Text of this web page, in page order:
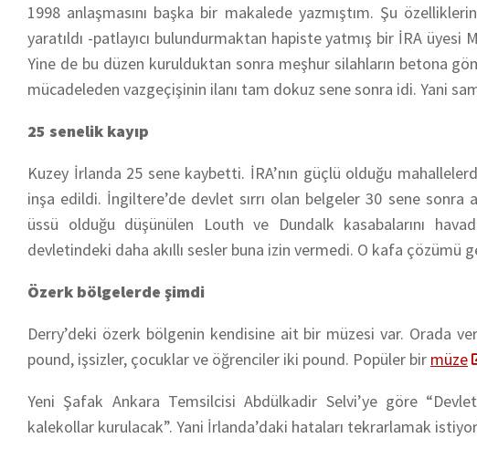
1998 anlaşmasını başka bir makalede yazmıştım. Şu
yaratıldı -patlayıcı bulundurmaktan hapiste yatmış bir İRA
Yine de bu düzen kurulduktan sonra meşhur silahların betona
mücadeleden vazgeçişinin ilanı tam dokuz sene sonra idi. Yani
25 senelik kayıp
Kuzey İrlanda 25 sene kaybetti. İRA’nın güçlü olduğu
inşa edildi. İngiltere’de devlet sırrı olan belgeler 30 sene sonra
üssü olduğu düşünülen Louth ve Dundalk kasabalarını
devletindeki daha akıllı sesler buna izin vermedi. O kafa çözümü
Özerk bölgelerde şimdi
Derry’deki özerk bölgenin kendisine ait bir müzesi var. Orada
pound, işsizler, çocuklar ve öğrenciler iki pound. Popüler bir müze
Yeni Şafak Ankara Temsilcisi Abdülkadir Selvi’ye göre
kalekollar kurulacak”. Yani İrlanda’daki hataları tekrarlamak